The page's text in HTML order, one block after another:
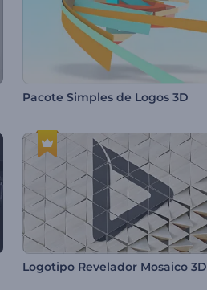
Pacote Simples de Logos 3D
Logotipo Revelador Mosaico 3D